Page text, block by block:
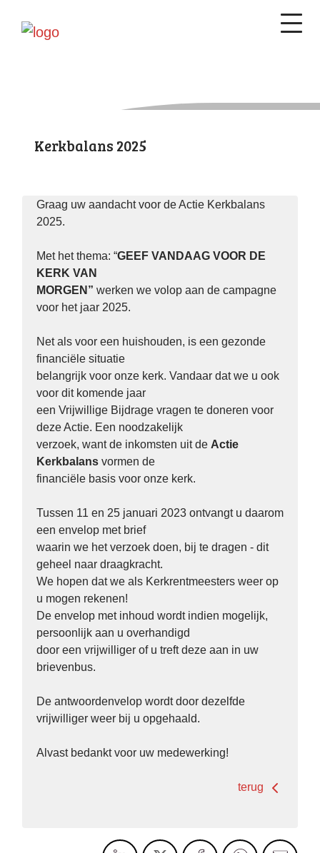
Kerkbalans 2025
Graag uw aandacht voor de Actie Kerkbalans
2025.
Met het thema: “GEEF VANDAAG VOOR DE
KERK VAN
MORGEN” werken we volop aan de campagne
voor het jaar 2025.
Net als voor een huishouden, is een gezonde
financiële situatie
belangrijk voor onze kerk. Vandaar dat we u ook
voor dit komende jaar
een Vrijwillige Bijdrage vragen te doneren voor
deze Actie. Een noodzakelijk
verzoek, want de inkomsten uit de Actie
Kerkbalans vormen de
financiële basis voor onze kerk.
Tussen 11 en 25 januari 2023 ontvangt u daarom
een envelop met brief
waarin we het verzoek doen, bij te dragen - dit
geheel naar draagkracht.
We hopen dat we als Kerkrentmeesters weer op
u mogen rekenen!
De envelop met inhoud wordt indien mogelijk,
persoonlijk aan u overhandigd
door een vrijwilliger of u treft deze aan in uw
brievenbus.
De antwoordenvelop wordt door dezelfde
vrijwilliger weer bij u opgehaald.
Alvast bedankt voor uw medewerking!
terug